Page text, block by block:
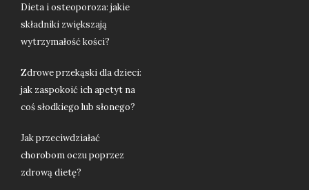
Dieta i osteoporoza: jakie
składniki zwiększają
wytrzymałość kości?
Zdrowe przekąski dla dzieci:
jak zaspokoić ich apetyt na
coś słodkiego lub słonego?
Jak przeciwdziałać
chorobom oczu poprzez
zdrową dietę?